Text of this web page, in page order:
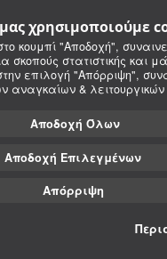
χρησιμοποιούμε
κουμπί "Αποδοχή",
σκοπούς στατιστικής και
επιλογή "Απόρριψη",
αναγκαίων & λειτουργικών
Αποδοχή Όλων
Αποδοχή Επιλεγμένων
Απόρριψη